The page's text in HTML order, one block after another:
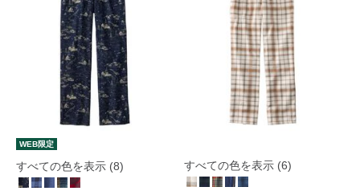
WEB限定
すべての色を表示 (8) すべての色を表示 (6)